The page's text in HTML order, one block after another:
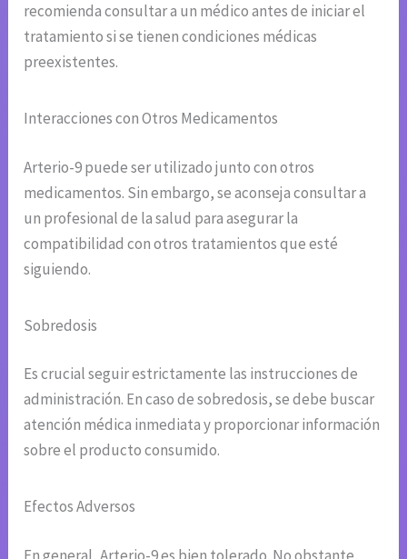
recomienda consultar a un médico antes de iniciar el
tratamiento si se tienen condiciones médicas
preexistentes.
Interacciones con Otros Medicamentos
Arterio-9 puede ser utilizado junto con otros
medicamentos. Sin embargo, se aconseja consultar a
un profesional de la salud para asegurar la
compatibilidad con otros tratamientos que esté
siguiendo.
Sobredosis
Es crucial seguir estrictamente las instrucciones de
administración. En caso de sobredosis, se debe buscar
atención médica inmediata y proporcionar información
sobre el producto consumido.
Efectos Adversos